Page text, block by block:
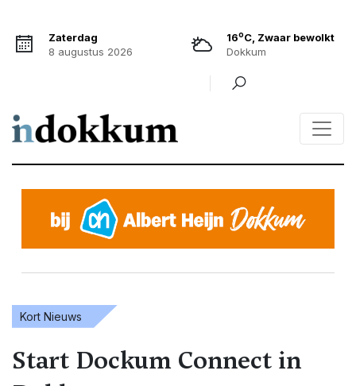
Zaterdag
8 augustus 2026
16oC, Zwaar bewolkt
Dokkum
Kort Nieuws
Start Dockum Connect in